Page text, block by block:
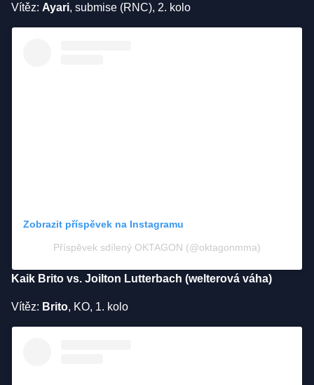
Vítěz: Ayari, submise (RNC), 2. kolo
Zobrazit příspěvek na Instagramu
Příspěvek sdílený OKTAGON (@oktagonmma)
Kaik Brito vs. Joilton Lutterbach (welterová váha)
Vítěz: Brito, KO, 1. kolo